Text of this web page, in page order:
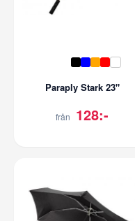
Paraply Stark 23"
från 128:-